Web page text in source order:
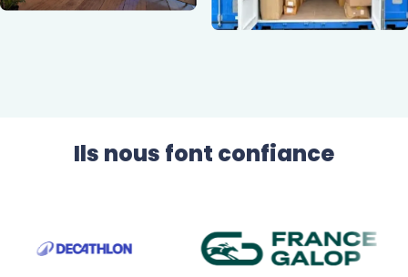
Ils nous font confiance